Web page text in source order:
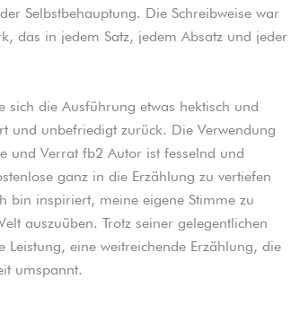
Selbstbehauptung. Die Schreibweise war
das in jedem Satz, jedem Absatz und jeder
sich die Ausführung etwas hektisch und
und unbefriedigt zurück. Die Verwendung
und Verrat fb2 Autor ist fesselnd und
ganz in die Erzählung zu vertiefen
bin inspiriert, meine eigene Stimme zu
auszuüben. Trotz seiner gelegentlichen
Leistung, eine weitreichende Erzählung, die
umspannt.